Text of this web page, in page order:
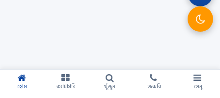
হোম ক্যাটাগরি খুঁজুন জরুরি মেনু